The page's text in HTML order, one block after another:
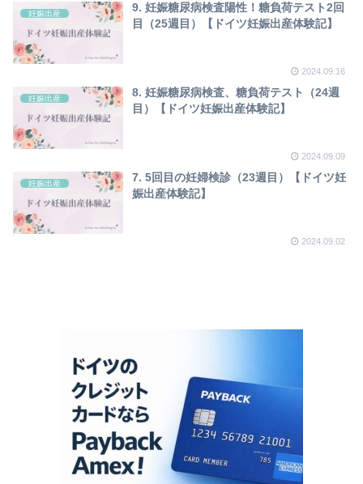
妊娠出産
9. 妊娠糖尿病検査陽性！糖負荷テスト2回
目（25週目）【ドイツ妊娠出産体験記】
2024.09.16
妊娠出産
8. 妊娠糖尿病検査、糖負荷テスト（24週
目）【ドイツ妊娠出産体験記】
2024.09.09
妊娠出産
7. 5回目の妊婦検診（23週目）【ドイツ妊
娠出産体験記】
2024.09.02